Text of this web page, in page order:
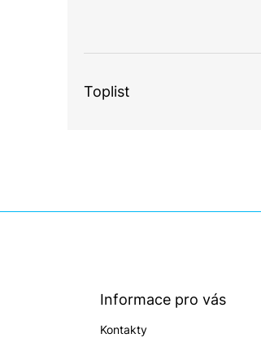
Toplist
Informace pro vás
Kontakty